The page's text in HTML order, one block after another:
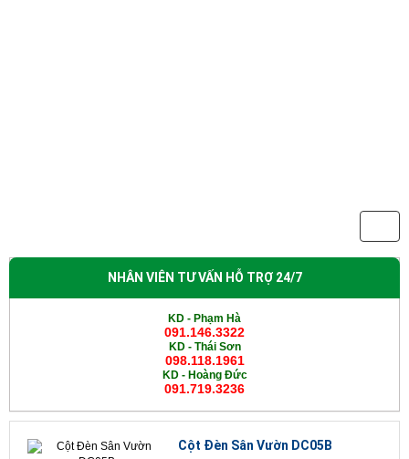
NHÂN VIÊN TƯ VẤN HỖ TRỢ 24/7
KD - Phạm Hà
091.146.3322
KD - Thái Sơn
098.118.1961
KD - Hoàng Đức
091.719.3236
Cột Đèn Sân Vườn DC05B